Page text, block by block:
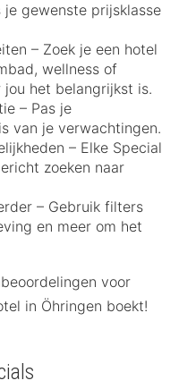
gewenste prijsklasse
– Zoek je een hotel
wellness of
het belangrijkst is.
– Pas je
van je verwachtingen.
– Elke Special
zoeken naar
– Gebruik filters
en meer om het
voor
in Öhringen boekt!